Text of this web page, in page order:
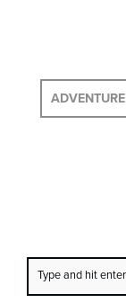
ADVENTURE